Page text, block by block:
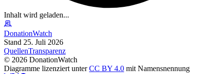
Inhalt wird geladen...
DonationWatch
Stand 25. Juli 2026
QuellenTransparenz
© 2026 DonationWatch
Diagramme lizenziert unterCC BY 4.0 mit Namensnennung